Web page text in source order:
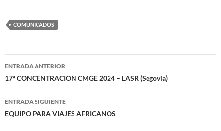
COMUNICADOS
Navegación
de
entradas
ENTRADA ANTERIOR
17ª CONCENTRACION CMGE 2024 – LASR (Segovia)
ENTRADA SIGUIENTE
EQUIPO PARA VIAJES AFRICANOS